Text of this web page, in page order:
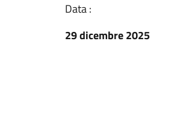
Data :
29 dicembre 2025